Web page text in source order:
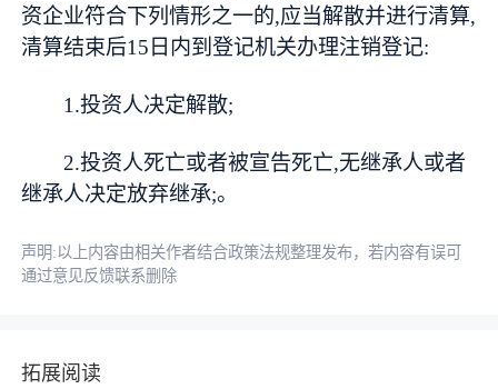
资企业符合下列情形之一的,应当解散并进行清算,
清算结束后15日内到登记机关办理注销登记:
1.投资人决定解散;
2.投资人死亡或者被宣告死亡,无继承人或者
继承人决定放弃继承;。
声明:以上内容由相关作者结合政策法规整理发布，若内容有误可
通过意见反馈联系删除
拓展阅读